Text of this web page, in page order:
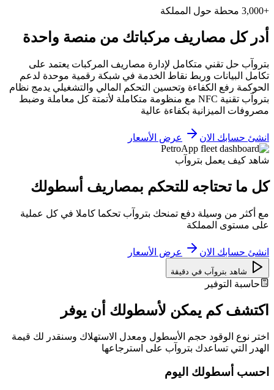
+3,000 محطة حول المملكة
أدر كل مصاريف مركباتك من منصة واحدة
بتروآب حل تقني متكامل لإدارة مصاريف المركبات يعتمد على
تكامل البيانات وربط نقاط الخدمة في شبكة رقمية موحدة لدعم
الحوكمة رفع الكفاءة وتحسين التحكم المالي والتشغيلي يدمج نظام
بتروآب تقنية NFC مع منظومة متكاملة لأتمتة كل معاملة وضبط
مصروفات الميزانية بكفاءة عالية
انشئ حسابك الان عرض الأسعار
شاهد كيف يعمل بتروآب
كل ما تحتاجه للتحكم بمصاريف أسطولك
مع أكثر من وسيلة دفع تمنحك بتروآب تحكما كاملا في كل عملية
على مستوى المملكة
انشئ حسابك الان عرض الأسعار
شاهد بتروآب في دقيقة
حاسبة التوفير
اكتشف كم يمكن لأسطولك أن يوفر
اختر نوع الوقود حجم الأسطول ومعدل الاستهلاك وسنقدر لك قيمة
الهدر التي تساعدك بتروآب على استرجاعها
احسب أسطولك اليوم